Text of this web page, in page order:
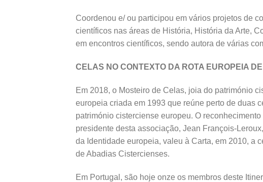
Coordenou e/ ou participou em vários projetos de
científicos nas áreas de História, História da Arte,
em encontros científicos, sendo autora de várias
CELAS NO CONTEXTO DA ROTA EUROPEIA
Em 2018, o Mosteiro de Celas, joia do património
europeia criada em 1993 que reúne perto de duas
património cisterciense europeu. O
presidente desta associação, Jean François-
da Identidade europeia, valeu à Carta, em 2010, a
de Abadias Cistercienses.
Em Portugal, são hoje onze os membros deste